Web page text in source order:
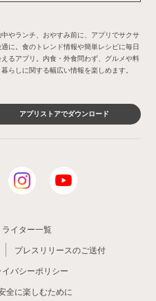
やランチ、おやすみ前に、アプリでサクサ
適に。食のトレンド情報や簡単レシピに毎日
るアプリ。内食・外食問わず、グルメや料
らしに関する幅広い情報を楽しめます。
アプリストアでダウンロード
ライター一覧
プレスリリースのご送付
イバシーポリシー
全に楽しむために